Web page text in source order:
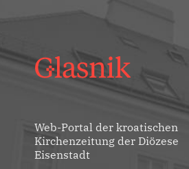
Web-Portal der kroatischen
Kirchenzeitung der Diözese
Eisenstadt